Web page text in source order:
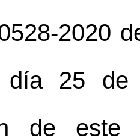
2020
día 25 de
de